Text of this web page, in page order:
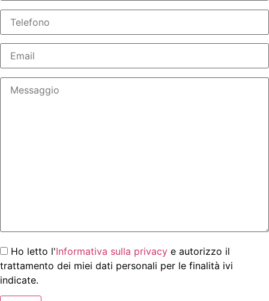
Ho letto l'Informativa sulla privacy e autorizzo il
trattamento dei miei dati personali per le finalità ivi
indicate.